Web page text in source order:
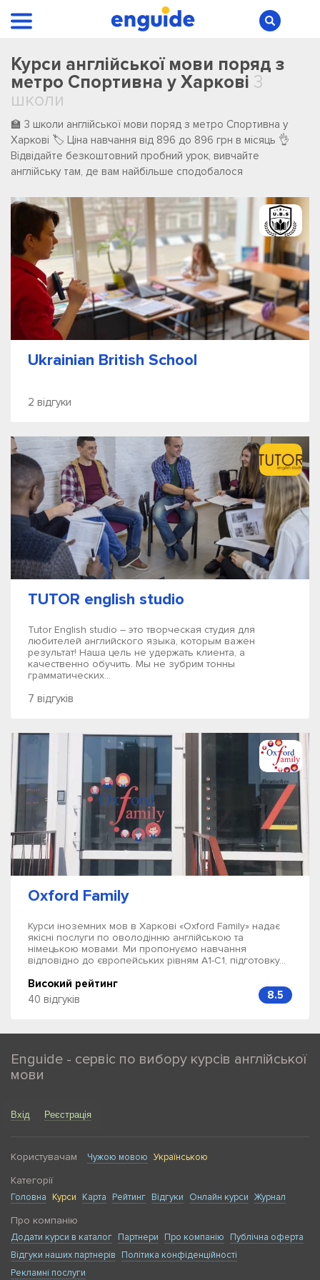
Курси англійської мови поряд з
метро Спортивна у Харкові 3
школи
🏫 3 школи англійської мови поряд з метро Спортивна у
Харкові 🏷️ Ціна навчання від 896 до 896 грн в місяць 👌
Відвідайте безкоштовний пробний урок, вивчайте
англійську там, де вам найбільше сподобалося
Ukrainian British School
2 відгуки
TUTOR english studio
Tutor English studio – это творческая студия для
любителей английского языка, которым важен
результат! Наша цель не удержать клиента, а
качественно обучить. Мы не зубрим тонны
грамматических...
7 відгуків
Oxford Family
Курси іноземних мов в Харкові «Oxford Family» надає
якісні послуги по оволодінню англійською та
німецькою мовами. Ми пропонуємо навчання
відповідно до європейських рівням А1-С1, підготовку...
Високий рейтинг
40 відгуків
8.5
Enguide - сервіс по вибору курсів англійської
мови
Вхід Реєстрація
Користувачам Чужою мовою Українською
Категорії
Головна Курси Карта Рейтинг Відгуки Онлайн курси Журнал
Про компанію
Додати курси в каталог Партнери Про компанію
Публічна оферта
Відгуки наших партнерів
Політика конфіденційності
Рекламні послуги